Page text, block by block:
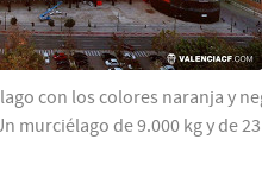
con los colores naranja y
murciélago de 9.000 kg y de